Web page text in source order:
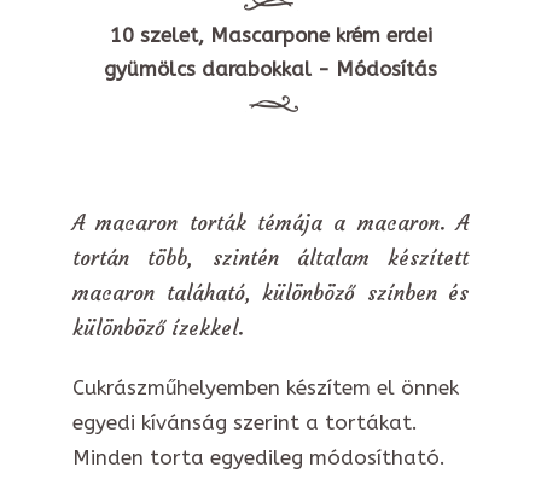
10 szelet, Mascarpone krém erdei
gyümölcs darabokkal - Módosítás
A macaron torták témája a macaron. A
tortán több, szintén általam készített
macaron taláható, különböző színben és
különböző ízekkel.
Cukrászműhelyemben készítem el önnek
egyedi kívánság szerint a tortákat.
Minden torta egyedileg módosítható.